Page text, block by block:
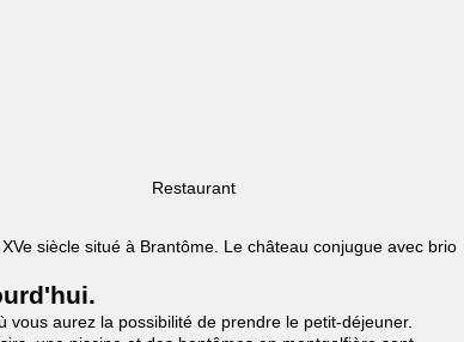
Restaurant
siècle situé à Brantôme. Le château conjugue avec brio
aurez la possibilité de prendre le petit-déjeuner.